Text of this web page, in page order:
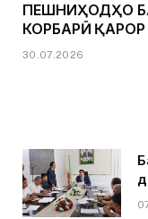
ПЕШНИҲОДҲО
КОРБАРӢ
30.07.2026